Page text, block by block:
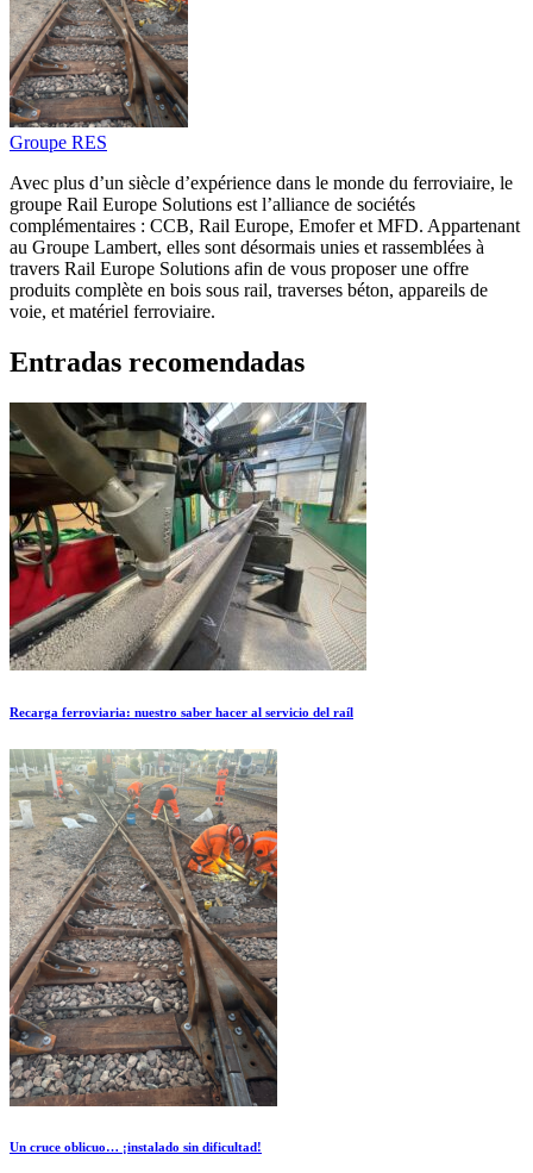
Groupe RES
Avec plus d’un siècle d’expérience dans le monde du ferroviaire, le
groupe Rail Europe Solutions est l’alliance de sociétés
complémentaires : CCB, Rail Europe, Emofer et MFD. Appartenant
au Groupe Lambert, elles sont désormais unies et rassemblées à
travers Rail Europe Solutions afin de vous proposer une offre
produits complète en bois sous rail, traverses béton, appareils de
voie, et matériel ferroviaire.
Entradas recomendadas
Recarga ferroviaria: nuestro saber hacer al servicio del raíl
Un cruce oblicuo… ¡instalado sin dificultad!